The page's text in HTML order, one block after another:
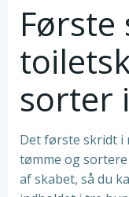
sorter
Det første skridt i
tømme og
af skabet, så du